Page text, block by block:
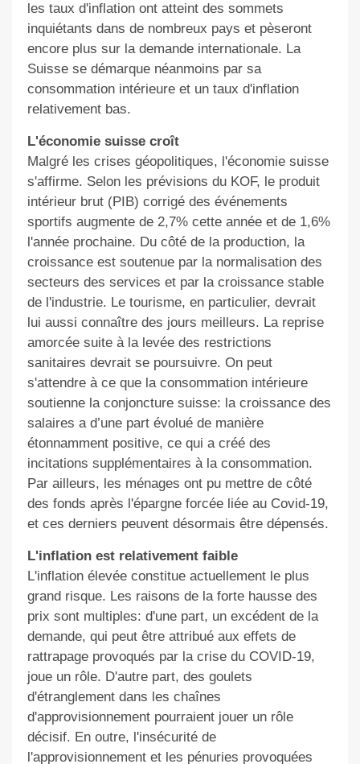
les taux d'inflation ont atteint des sommets
inquiétants dans de nombreux pays et pèseront
encore plus sur la demande internationale. La
Suisse se démarque néanmoins par sa
consommation intérieure et un taux d'inflation
relativement bas.
L'économie suisse croît
Malgré les crises géopolitiques, l'économie suisse
s'affirme. Selon les prévisions du KOF, le produit
intérieur brut (PIB) corrigé des événements
sportifs augmente de 2,7% cette année et de 1,6%
l'année prochaine. Du côté de la production, la
croissance est soutenue par la normalisation des
secteurs des services et par la croissance stable
de l'industrie. Le tourisme, en particulier, devrait
lui aussi connaître des jours meilleurs. La reprise
amorcée suite à la levée des restrictions
sanitaires devrait se poursuivre. On peut
s'attendre à ce que la consommation intérieure
soutienne la conjoncture suisse: la croissance des
salaires a d’une part évolué de manière
étonnamment positive, ce qui a créé des
incitations supplémentaires à la consommation.
Par ailleurs, les ménages ont pu mettre de côté
des fonds après l'épargne forcée liée au Covid-19,
et ces derniers peuvent désormais être dépensés.
L'inflation est relativement faible
L'inflation élevée constitue actuellement le plus
grand risque. Les raisons de la forte hausse des
prix sont multiples: d'une part, un excédent de la
demande, qui peut être attribué aux effets de
rattrapage provoqués par la crise du COVID-​19,
joue un rôle. D'autre part, des goulets
d'étranglement dans les chaînes
d'approvisionnement pourraient jouer un rôle
décisif. En outre, l'insécurité de
l'approvisionnement et les pénuries provoquées